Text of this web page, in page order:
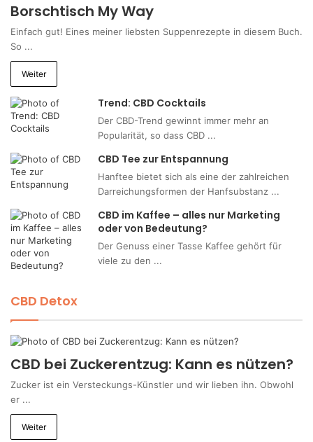
Borschtisch My Way
Einfach gut! Eines meiner liebsten Suppenrezepte in diesem Buch.
So ...
Weiter
Trend: CBD Cocktails
Der CBD-Trend gewinnt immer mehr an
Popularität, so dass CBD ...
CBD Tee zur Entspannung
Hanftee bietet sich als eine der zahlreichen
Darreichungsformen der Hanfsubstanz ...
CBD im Kaffee – alles nur Marketing
oder von Bedeutung?
Der Genuss einer Tasse Kaffee gehört für
viele zu den ...
CBD Detox
CBD bei Zuckerentzug: Kann es nützen?
Zucker ist ein Versteckungs-Künstler und wir lieben ihn. Obwohl
er ...
Weiter